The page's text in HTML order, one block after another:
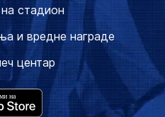
стадион
и вредне награде
центар